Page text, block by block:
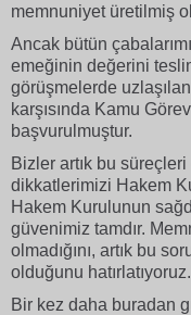
memnuniyet üretilmiş
Ancak bütün
emeğinin değerini
görüşmelerde
karşısında Kamu
başvurulmuştur.
Bizler artık bu
dikkatlerimizi Hakem
Hakem Kurulunun
güvenimiz tamdır.
olmadığını, artık bu
olduğunu hatırlatıyoruz.
Bir kez daha buradan